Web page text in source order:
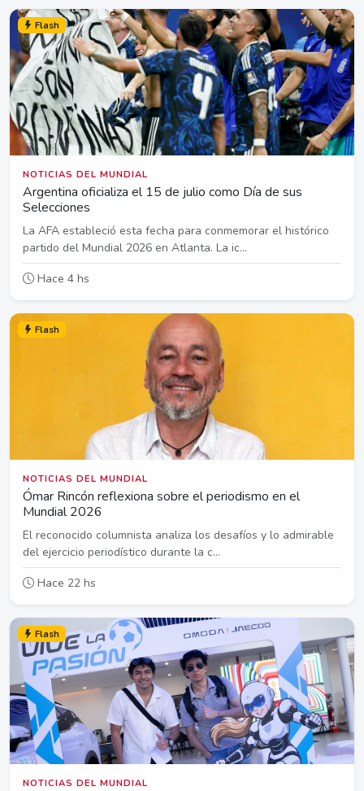
Flash
NOTICIAS DEL MUNDIAL
Argentina oficializa el 15 de julio como Día de sus
Selecciones
La AFA estableció esta fecha para conmemorar el histórico
partido del Mundial 2026 en Atlanta. La ic...
Hace 4 hs
Flash
NOTICIAS DEL MUNDIAL
Ómar Rincón reflexiona sobre el periodismo en el
Mundial 2026
El reconocido columnista analiza los desafíos y lo admirable
del ejercicio periodístico durante la c...
Hace 22 hs
Flash
NOTICIAS DEL MUNDIAL